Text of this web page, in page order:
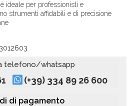
ideale per professionisti e
strumenti affidabili e di precisione
telefono/whatsapp
(+39) 334 89 26 600
di pagamento